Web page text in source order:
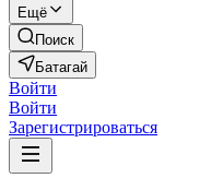
Ещё
Поиск
Батагай
Войти
Войти
Зарегистрироваться